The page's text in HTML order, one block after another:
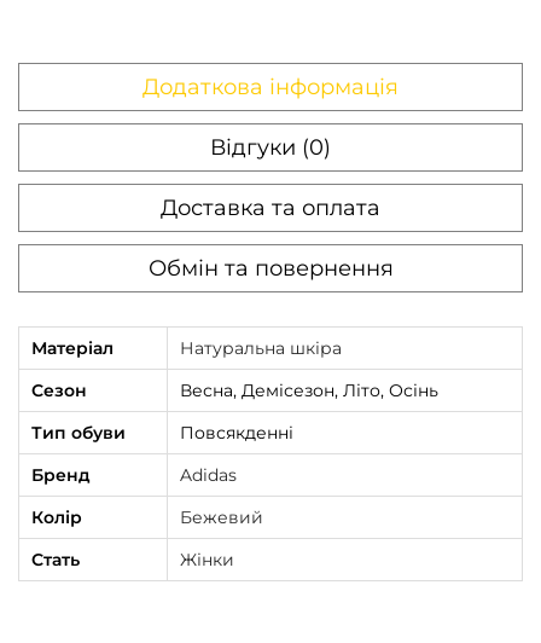
с
ь
Додаткова інформація
Відгуки (0)
Доставка та оплата
Обмін та повернення
Матеріал
Натуральна шкіра
Сезон
Весна, Демісезон, Літо, Осінь
Тип обуви
Повсякденні
Бренд
Adidas
Колір
Бежевий
Стать
Жінки